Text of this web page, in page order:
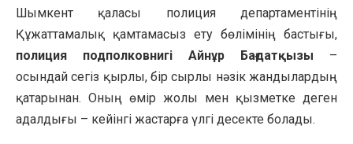
Шымкент қаласы полиция департаментінің
Құжаттамалық қамтамасыз ету бөлімінің бастығы,
полиция подполковнигі Айнұр Бағдатқызы –
осындай сегіз қырлы, бір сырлы нәзік жандылардың
қатарынан. Оның өмір жолы мен қызметке деген
адалдығы – кейінгі жастарға үлгі десекте болады.